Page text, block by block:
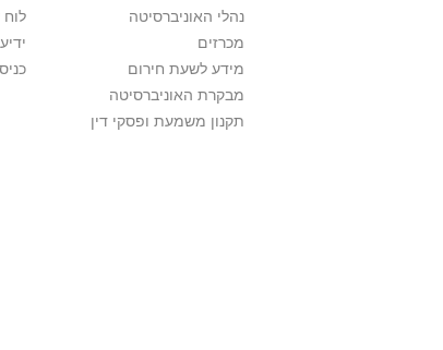
נהלי האוניברסיטה
מכרזים
מידע לשעת חירום
מבקרת האוניברסיטה
תקנון משמעת ופסקי דין